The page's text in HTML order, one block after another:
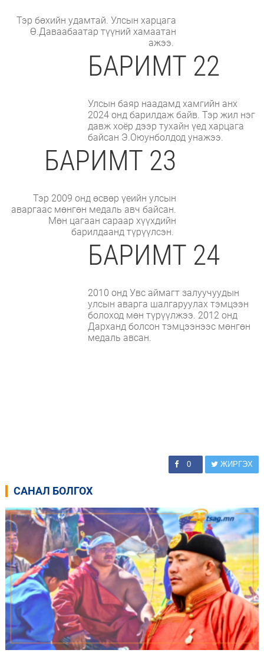
Тэр бөхийн удамтай. Улсын харцага
Ө.Даваабаатар түүний хамаатан
ажээ.
БАРИМТ 22
Улсын баяр наадамд хамгийн анх
2024 онд барилдаж байв. Тэр жил нэг
давж хоёр дээр тухайн үед харцага
байсан Э.Оюунболдод унажээ.
БАРИМТ 23
Тэр 2009 онд өсвөр үеийн улсын
аваргаас мөнгөн медаль авч байсан.
Мөн цагаан сараар хүүхдийн
барилдаанд түрүүлсэн.
БАРИМТ 24
2010 онд Увс аймагт залуучуудын
улсын аварга шалгаруулах тэмцээн
болоход мөн түрүүлжээ. 2012 онд
Дарханд болсон тэмцээнээс мөнгөн
медаль авсан.
0 ЖИРГЭХ
САНАЛ БОЛГОХ